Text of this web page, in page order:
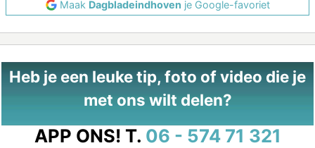
Maak Dagbladeindhoven je Google-favoriet
Heb je een leuke tip, foto of video die je
met ons wilt delen?
APP ONS! T. 06 - 574 71 321